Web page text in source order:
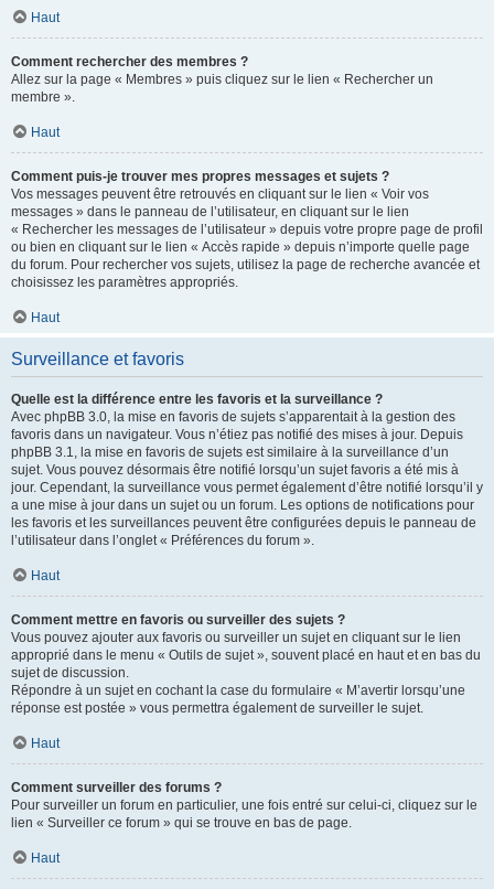
Haut
Comment rechercher des membres ?
Allez sur la page « Membres » puis cliquez sur le lien « Rechercher un
membre ».
Haut
Comment puis-je trouver mes propres messages et sujets ?
Vos messages peuvent être retrouvés en cliquant sur le lien « Voir vos
messages » dans le panneau de l’utilisateur, en cliquant sur le lien
« Rechercher les messages de l’utilisateur » depuis votre propre page de profil
ou bien en cliquant sur le lien « Accès rapide » depuis n’importe quelle page
du forum. Pour rechercher vos sujets, utilisez la page de recherche avancée et
choisissez les paramètres appropriés.
Haut
Surveillance et favoris
Quelle est la différence entre les favoris et la surveillance ?
Avec phpBB 3.0, la mise en favoris de sujets s’apparentait à la gestion des
favoris dans un navigateur. Vous n’étiez pas notifié des mises à jour. Depuis
phpBB 3.1, la mise en favoris de sujets est similaire à la surveillance d’un
sujet. Vous pouvez désormais être notifié lorsqu’un sujet favoris a été mis à
jour. Cependant, la surveillance vous permet également d’être notifié lorsqu’il y
a une mise à jour dans un sujet ou un forum. Les options de notifications pour
les favoris et les surveillances peuvent être configurées depuis le panneau de
l’utilisateur dans l’onglet « Préférences du forum ».
Haut
Comment mettre en favoris ou surveiller des sujets ?
Vous pouvez ajouter aux favoris ou surveiller un sujet en cliquant sur le lien
approprié dans le menu « Outils de sujet », souvent placé en haut et en bas du
sujet de discussion.
Répondre à un sujet en cochant la case du formulaire « M’avertir lorsqu’une
réponse est postée » vous permettra également de surveiller le sujet.
Haut
Comment surveiller des forums ?
Pour surveiller un forum en particulier, une fois entré sur celui-ci, cliquez sur le
lien « Surveiller ce forum » qui se trouve en bas de page.
Haut